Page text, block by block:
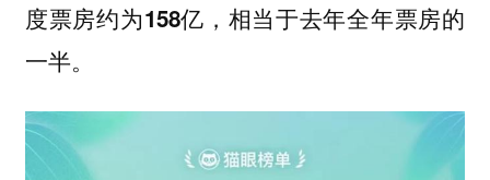
度票房约为158亿，相当于去年全年票房的
一半。